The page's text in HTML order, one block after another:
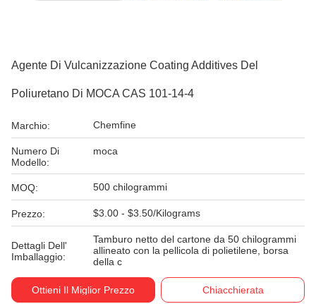
Agente Di Vulcanizzazione Coating Additives Del
Poliuretano Di MOCA CAS 101-14-4
Marchio: Chemfine
Numero Di
Modello:
moca
MOQ: 500 chilogrammi
Prezzo: $3.00 - $3.50/Kilograms
Dettagli Dell'
Imballaggio:
Tamburo netto del cartone da 50 chilogrammi
allineato con la pellicola di polietilene, borsa
della c
Ottieni Il Miglior Prezzo Chiacchierata